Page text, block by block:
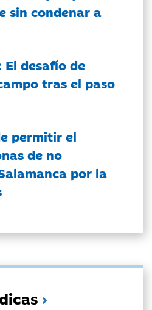
sin condenar a
El desafío de
tras el paso
permitir el
de no
por la